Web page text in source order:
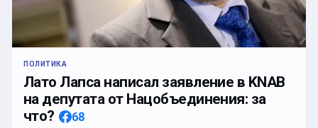
ПОЛИТИКА
Лато Лапса написал заявление в KNAB
на депутата от Нацобъединения: за
что?
68